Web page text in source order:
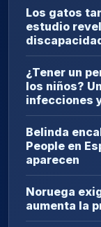
Los gatos
estudio
¿Tener un
los niños?
infecciones
Belinda
People en
aparecen
Noruega
aumenta la